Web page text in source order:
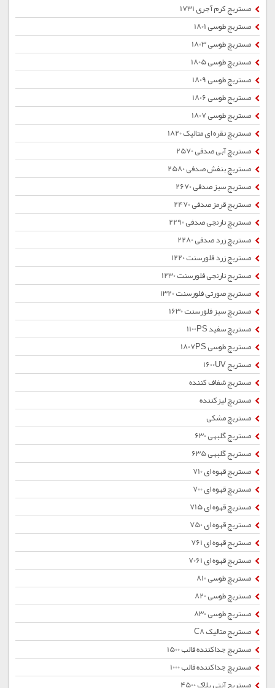
مستربچ کرم آجری 1731
مستربچ طوسی 1801
مستربچ طوسی 1803
مستربچ طوسی 1805
مستربچ طوسی 1809
مستربچ طوسی 1806
مستربچ طوسی 1807
مستربچ نقره ای متالیک 1820
مستربچ آبی صدفی 2570
مستربچ بنفش صدفی 2580
مستربچ سبز صدفی 2670
مستربچ قرمز صدفی 2470
مستربچ نارنجی صدفی 2290
مستربچ زرد صدفی 2280
مستربچ زرد فلورسنت 1220
مستربچ نارنجی فلورسنت 1230
مستربچ صورتی فلورسنت 1320
مستربچ سبز فلورسنت 1630
مستربچ سفید 1100PS
مستربچ طوسی 1807PS
مستربچ 1600UV
مستربچ شفاف کننده
مستربچ لیزکننده
مستربچ مشکی
مستربچ گلبهی 630
مستربچ گلبهی 635
مستربچ قهوه ای 710
مستربچ قهوه ای 700
مستربچ قهوه ای 715
مستربچ قهوه ای 750
مستربچ قهوه ای 761
مستربچ قهوه ای 7061
مستربچ طوسی 810
مستربچ طوسی 820
مستربچ طوسی 830
مستربچ متالیک C8
مستربچ جداکننده قالب 1500
مستربچ جداکننده قالب 1000